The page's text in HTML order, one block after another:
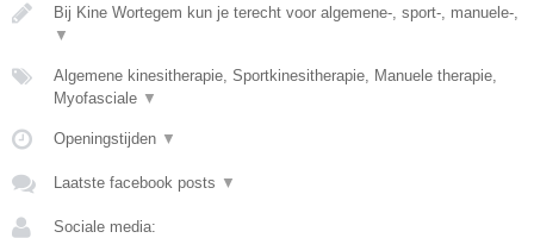
Bij Kine Wortegem kun je terecht voor algemene-, sport-, manuele-,
▼
Algemene kinesitherapie, Sportkinesitherapie, Manuele therapie,
Myofasciale ▼
Openingstijden ▼
Laatste facebook posts ▼
Sociale media: